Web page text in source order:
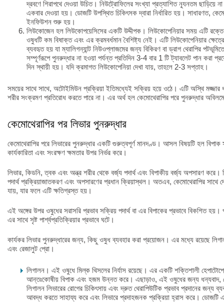
দ্রবণে শিরাপথে দেওয়া উচিত। নিউট্রোফিলের সংখ্যা প্রত্যাশিত ন্যূনতম ছাড়িয়ে
একবার দেওয়া হয়। ডোজটি উপস্থিত চিকিৎসক দ্বারা নির্ধারিত হয়। সাধারণত,
ইনফিউশন শুরু হয়।
লিউকোজেন হল লিউকোপয়েসিসের একটি উদ্দীপক। লিউকোপেনিয়ার সময় এটি
ওষুধটি কম বিষাক্ত এবং এর ক্রমবর্ধমান বৈশিষ্ট্য নেই। এটি লিউকোপেনিয়ার
ব্যবহৃত হয় যা ম্যালিগন্যান্ট নিউওপ্লাজমের জন্য বিকিরণ বা ড্রাগ থেরাপির
সম্পূর্ণরূপে পুনরুদ্ধার না হওয়া পর্যন্ত প্রতিদিন 3-4 বার 1 টি ট্যাবলেট পান করা
দিন স্থায়ী হয়। যদি ক্রমাগত লিউকোপেনিয়া দেখা যায়, তাহলে 2-3 সপ্তাহ।
সময়ের সাথে সাথে, অটোইমিউন প্রক্রিয়া ইতিমধ্যেই সক্রিয় হয়ে ওঠে। এটি অস্থি
শরীর সংক্রমণ প্রতিরোধ করতে পারে না। এর অর্থ হল কেমোথেরাপির পরে পুনরুদ্ধার
কেমোথেরাপির পর লিভার পুনরুদ্ধার
কেমোথেরাপির পরে লিভারের পুনরুদ্ধার একটি গুরুত্বপূর্ণ মানদণ্ড। আসল বিষয়টি হল
কার্যকারিতা এবং সংরক্ষণ ক্ষমতার উপর নির্ভর করে।
লিভার, কিডনি, ত্বক এবং অন্ত্র শরীর থেকে বর্জ্য পদার্থ এবং বিপাকীয় বর্জ্য অপসারণ করে।
পদার্থ প্রক্রিয়াজাতকরণ এবং অপসারণের প্রধান ক্রিয়াস্থল। অতএব, কেমোথেরাপির সাথে
যায়, যার ফলে এটি ক্ষতিগ্রস্ত হয়।
এই অঙ্গের উপর ওষুধের সরাসরি প্রভাব সক্রিয় পদার্থ বা এর বিপাকের প্রভাবে বিকশিত হয়।
এর সাথে সৃষ্ট পার্শ্বপ্রতিক্রিয়ার প্রভাবে ঘটে।
কার্যকর লিভার পুনরুদ্ধারের জন্য, কিছু ওষুধ ব্যবহার করা প্রয়োজন। এর মধ্যে রয়েছে
এবং রেজালুট প্রো।
লিগালন। এই ওষুধে মিল্ক থিসলের নির্যাস রয়েছে। এর একটি শক্তিশালী
আন্তঃকোষীয় বিপাক এবং হজম উন্নত করে। এছাড়াও, এই ওষুধের জন্য ধন্যবাদ,
লিগালন লিভারের রোগের চিকিৎসায় এবং দ্রুত থেরাপিউটিক প্রভাব প্রদানের জন্য
আবদ্ধ করতে সাহায্য করে এবং লিভারে প্রদাহজনক প্রক্রিয়া হ্রাস করে। ডোজটি